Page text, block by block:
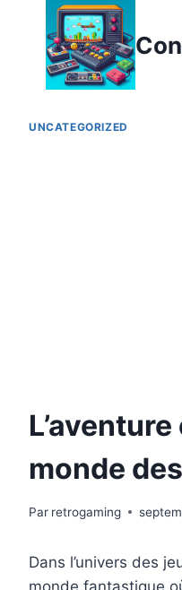
contenu
UNCATEGORIZED
monde
Par retrogaming
Dans l’univers des
monde fantastique